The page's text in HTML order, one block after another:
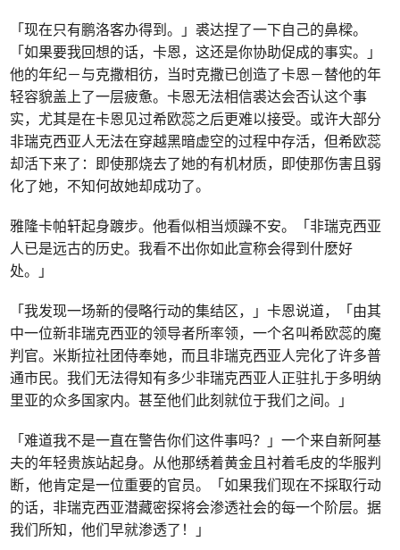
「现在只有鹏洛客办得到。」裘达捏了一下自己的鼻樑。
「如果要我回想的话，卡恩，这还是你协助促成的事实。」
他的年纪－与克撒相彷，当时克撒已创造了卡恩－替他的年
轻容貌盖上了一层疲惫。卡恩无法相信裘达会否认这个事
实，尤其是在卡恩见过希欧蕊之后更难以接受。或许大部分
非瑞克西亚人无法在穿越黑暗虚空的过程中存活，但希欧蕊
却活下来了：即使那烧去了她的有机材质，即使那伤害且弱
化了她，不知何故她却成功了。
雅隆卡帕轩起身踱步。他看似相当烦躁不安。「非瑞克西亚
人已是远古的历史。我看不出你如此宣称会得到什麽好
处。」
「我发现一场新的侵略行动的集结区，」卡恩说道，「由其
中一位新非瑞克西亚的领导者所率领，一个名叫希欧蕊的魔
判官。米斯拉社团侍奉她，而且非瑞克西亚人完化了许多普
通市民。我们无法得知有多少非瑞克西亚人正驻扎于多明纳
里亚的众多国家内。甚至他们此刻就位于我们之间。」
「难道我不是一直在警告你们这件事吗？」一个来自新阿基
夫的年轻贵族站起身。从他那绣着黄金且衬着毛皮的华服判
断，他肯定是一位重要的官员。「如果我们现在不採取行动
的话，非瑞克西亚潜藏密探将会渗透社会的每一个阶层。据
我们所知，他们早就渗透了！」